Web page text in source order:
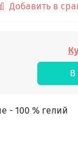
Добавить в
В
- 100 % гелий